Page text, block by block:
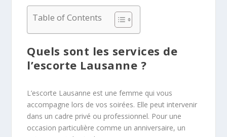
Table of Contents
Quels sont les services de
l’escorte Lausanne ?
L’escorte Lausanne est une femme qui vous
accompagne lors de vos soirées. Elle peut intervenir
dans un cadre privé ou professionnel. Pour une
occasion particulière comme un anniversaire, un